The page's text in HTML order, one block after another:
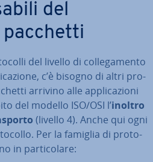
del
del livello di col­le­ga­men­to
c’è bisogno di altri pro­
arrivino alle ap­pli­ca­zio­ni
del modello ISO/OSI l’inoltro
(livello 4). Anche qui ogni
Per la famiglia di pro­to­
in par­ti­co­la­re: